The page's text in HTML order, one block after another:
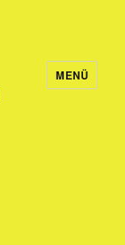
MENÜ